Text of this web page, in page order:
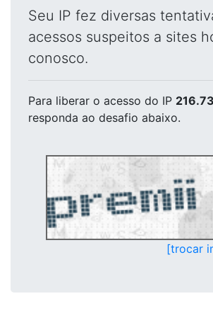
Seu IP fez diversas
acessos suspeitos a sites
conosco.
Para liberar o acesso do IP
responda ao desafio abaixo.
[trocar